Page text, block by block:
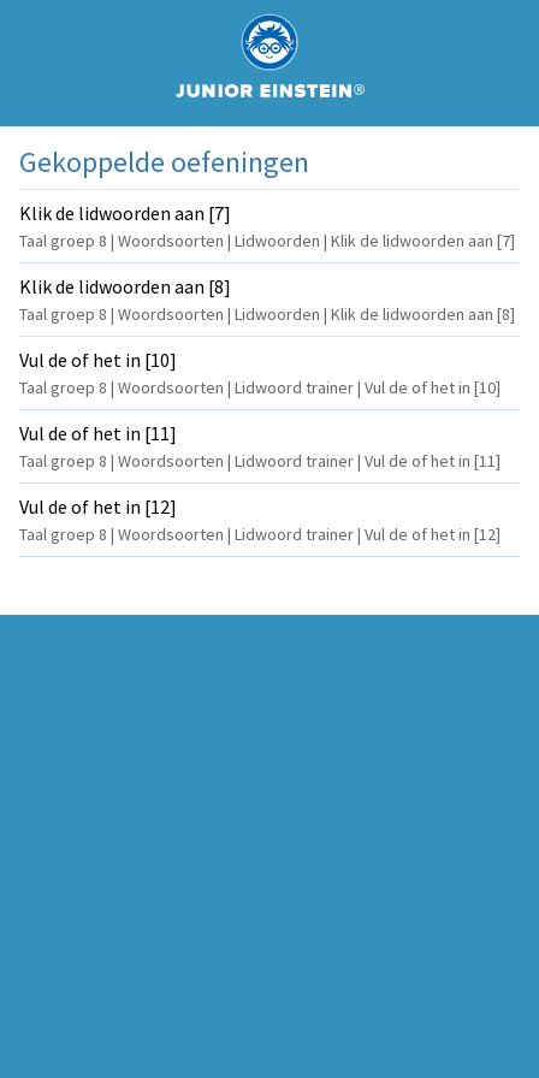
Gekoppelde oefeningen
Klik de lidwoorden aan [7]
Taal groep 8 | Woordsoorten | Lidwoorden | Klik de lidwoorden aan [7]
Klik de lidwoorden aan [8]
Taal groep 8 | Woordsoorten | Lidwoorden | Klik de lidwoorden aan [8]
Vul de of het in [10]
Taal groep 8 | Woordsoorten | Lidwoord trainer | Vul de of het in [10]
Vul de of het in [11]
Taal groep 8 | Woordsoorten | Lidwoord trainer | Vul de of het in [11]
Vul de of het in [12]
Taal groep 8 | Woordsoorten | Lidwoord trainer | Vul de of het in [12]